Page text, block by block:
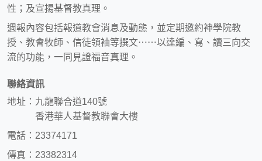
性；及宣揚基督教真理。
週報內容包括報道教會消息及動態，並定期邀約神學院教
授、教會牧師、信徒領袖等撰文⋯⋯以達編、寫、讀三向交
流的功能，一同見證福音真理。
聯絡資訊
地址：九龍聯合道140號
香港華人基督教聯會大樓
電話：23374171
傳真：23382314